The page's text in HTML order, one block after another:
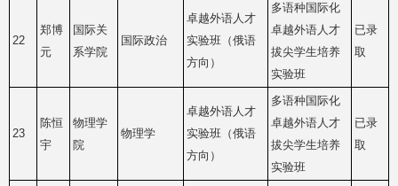
22
郑博
元
国际关
系学院
国际政治
卓越外语人才
实验班（俄语
方向）
多语种国际化
卓越外语人才
拔尖学生培养
实验班
已录
取
23
陈恒
宇
物理学
院
物理学
卓越外语人才
实验班（俄语
方向）
多语种国际化
卓越外语人才
拔尖学生培养
实验班
已录
取